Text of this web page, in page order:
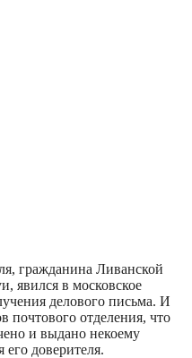
гражданина Ливанской
явился в московское
делового письма. И
почтового отделения, что
и выдано некоему
его доверителя.